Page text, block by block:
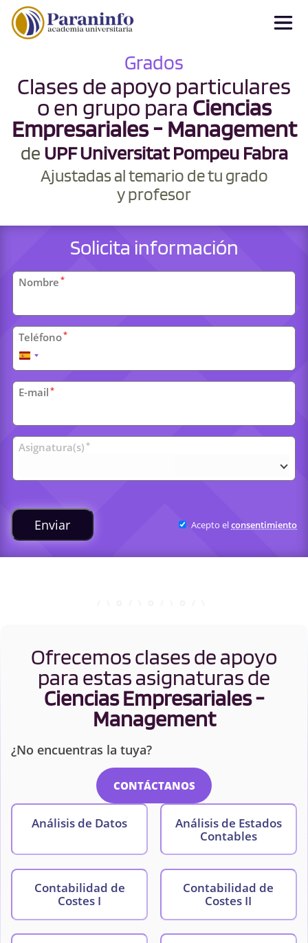
Grados
Clases de apoyo particulares
o en grupo para Ciencias
Empresariales - Management
de UPF Universitat Pompeu Fabra
Ajustadas al temario de tu grado
y profesor
Solicita información
Datos
personales
Nombre *
Teléfono*
España
+34
E-mail *
Clases
universitarias
Asignatura(s) *
Enviar Acepto elconsentimiento
Ofrecemos clases de apoyo
para estas asignaturas de
Ciencias Empresariales -
Management
¿No encuentras la tuya?
CONTÁCTANOS
Análisis de Datos
Análisis de Estados
Contables
Contabilidad de
Costes I
Contabilidad de
Costes II